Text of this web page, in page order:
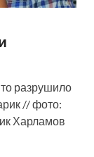
разрушило
// фото:
Харламов